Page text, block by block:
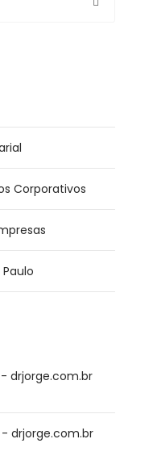
Corporativos
drjorge.com.br
- drjorge.com.br